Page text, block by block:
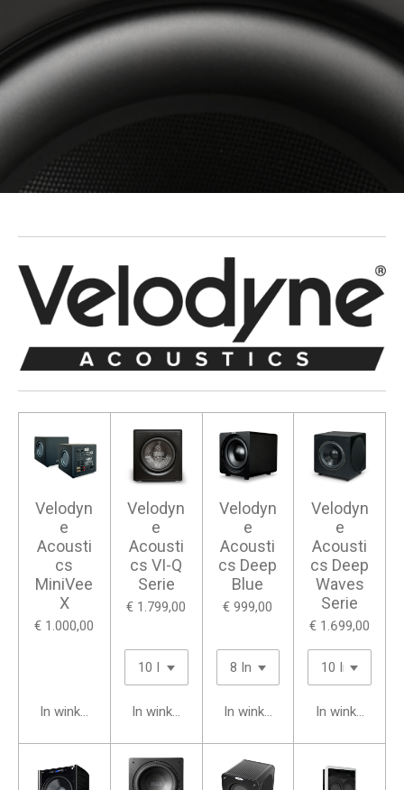
Velodyn
e
Acousti
cs
MiniVee
X
€ 1.000,00
In winkelwagen
Velodyn
e
Acousti
cs VI-Q
Serie
€ 1.799,00
In winkelwagen
Velodyn
e
Acousti
cs Deep
Blue
€ 999,00
In winkelwagen
Velodyn
e
Acousti
cs Deep
Waves
Serie
€ 1.699,00
In winkelwagen